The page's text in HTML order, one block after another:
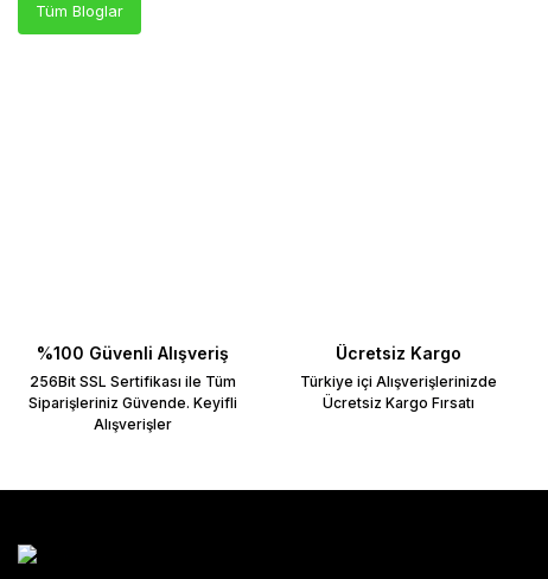
Tüm Bloglar
%100 Güvenli Alışveriş
256Bit SSL Sertifikası ile Tüm
Siparişleriniz Güvende. Keyifli
Alışverişler
Ücretsiz Kargo
Türkiye içi Alışverişlerinizde
Ücretsiz Kargo Fırsatı